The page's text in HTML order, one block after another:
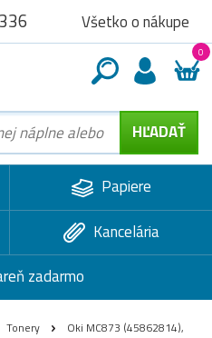
Všetko o nákupe
0
Papiere
Kancelária
zadarmo
Tonery
Oki MC873 (45862814),